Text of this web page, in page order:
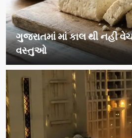
ગુજરાતમાં માં કાલ થી નહીં
વસ્તુઓ